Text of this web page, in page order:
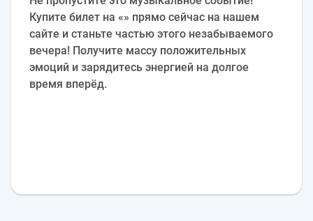
Купите билет на «» прямо сейчас на нашем
сайте и станьте частью этого незабываемого
вечера! Получите массу положительных
эмоций и зарядитесь энергией на долгое
время вперёд.